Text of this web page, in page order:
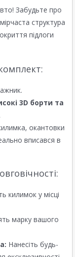
Забудьте про
структура
підлоги
3D борти та
окантовки
вписався в
килимок у місці
марку вашого
Нанесіть будь-